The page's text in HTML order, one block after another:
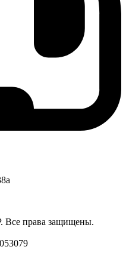
Все права защищены.